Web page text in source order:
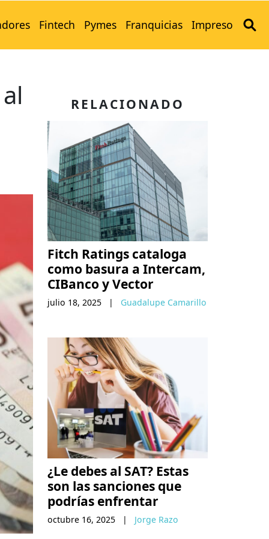
Fintech Pymes Franquicias Impreso
RELACIONADO
Fitch Ratings cataloga
como basura a Intercam,
CIBanco y Vector
julio 18, 2025 | Guadalupe Camarillo
¿Le debes al SAT? Estas
son las sanciones que
podrías enfrentar
octubre 16, 2025 | Jorge Razo